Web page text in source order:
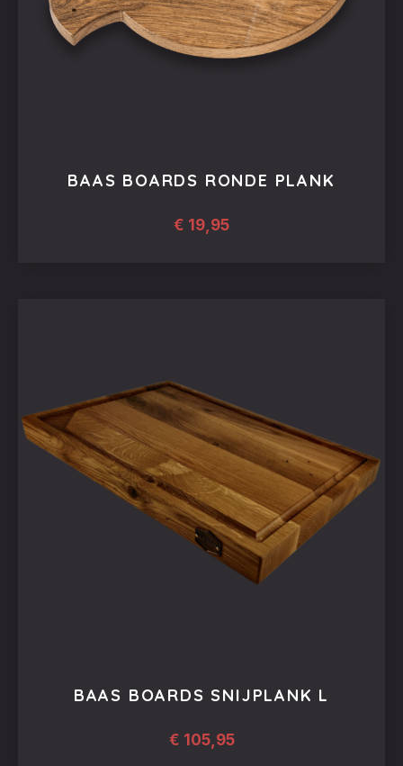
BAAS BOARDS RONDE PLANK
€ 19,95
BAAS BOARDS SNIJPLANK L
€ 105,95